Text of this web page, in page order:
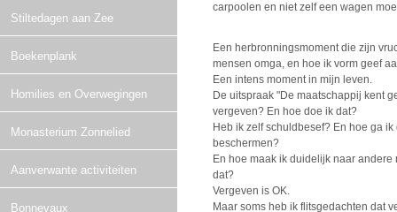
Stiltedagen aan Zee
Boekenplank
Homilies en Overwegingen
Monasterium Zonnelied
Aanverwante activiteiten
Bonnevaux
carpoolen en niet zelf een wagen
Een herbronningsmoment die zijn
mensen omga, en hoe ik vorm geef
Een intens moment in mijn leven.
De uitspraak "De maatschappij kent
vergeven? En hoe doe ik dat?
Heb ik zelf schuldbesef? En hoe ga
beschermen?
En hoe maak ik duidelijk naar
dat?
Vergeven is OK.
Maar soms heb ik flitsgedachten dat